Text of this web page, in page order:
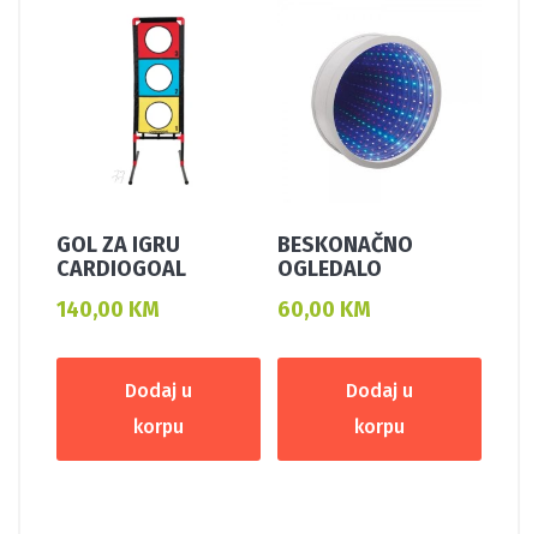
GOL ZA IGRU
CARDIOGOAL
140,00 KM
Dodaj u
korpu
BESKONAČNO
OGLEDALO
60,00 KM
Dodaj u
korpu